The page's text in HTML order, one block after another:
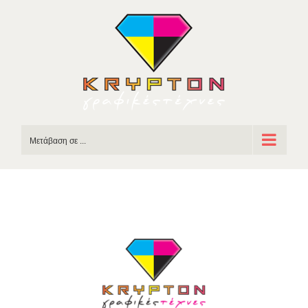
Μετάβαση σε ...